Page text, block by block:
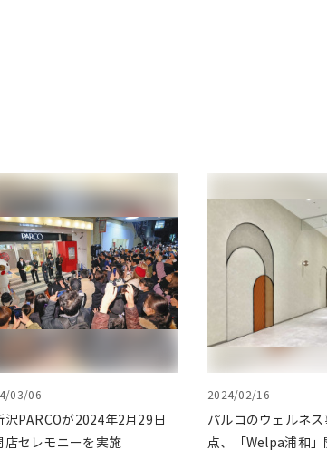
03/06
沢PARCOが2024年2月29日
店セレモニーを実施
2024/02/16
パルコのウェルネ
点、「Welpa浦和」